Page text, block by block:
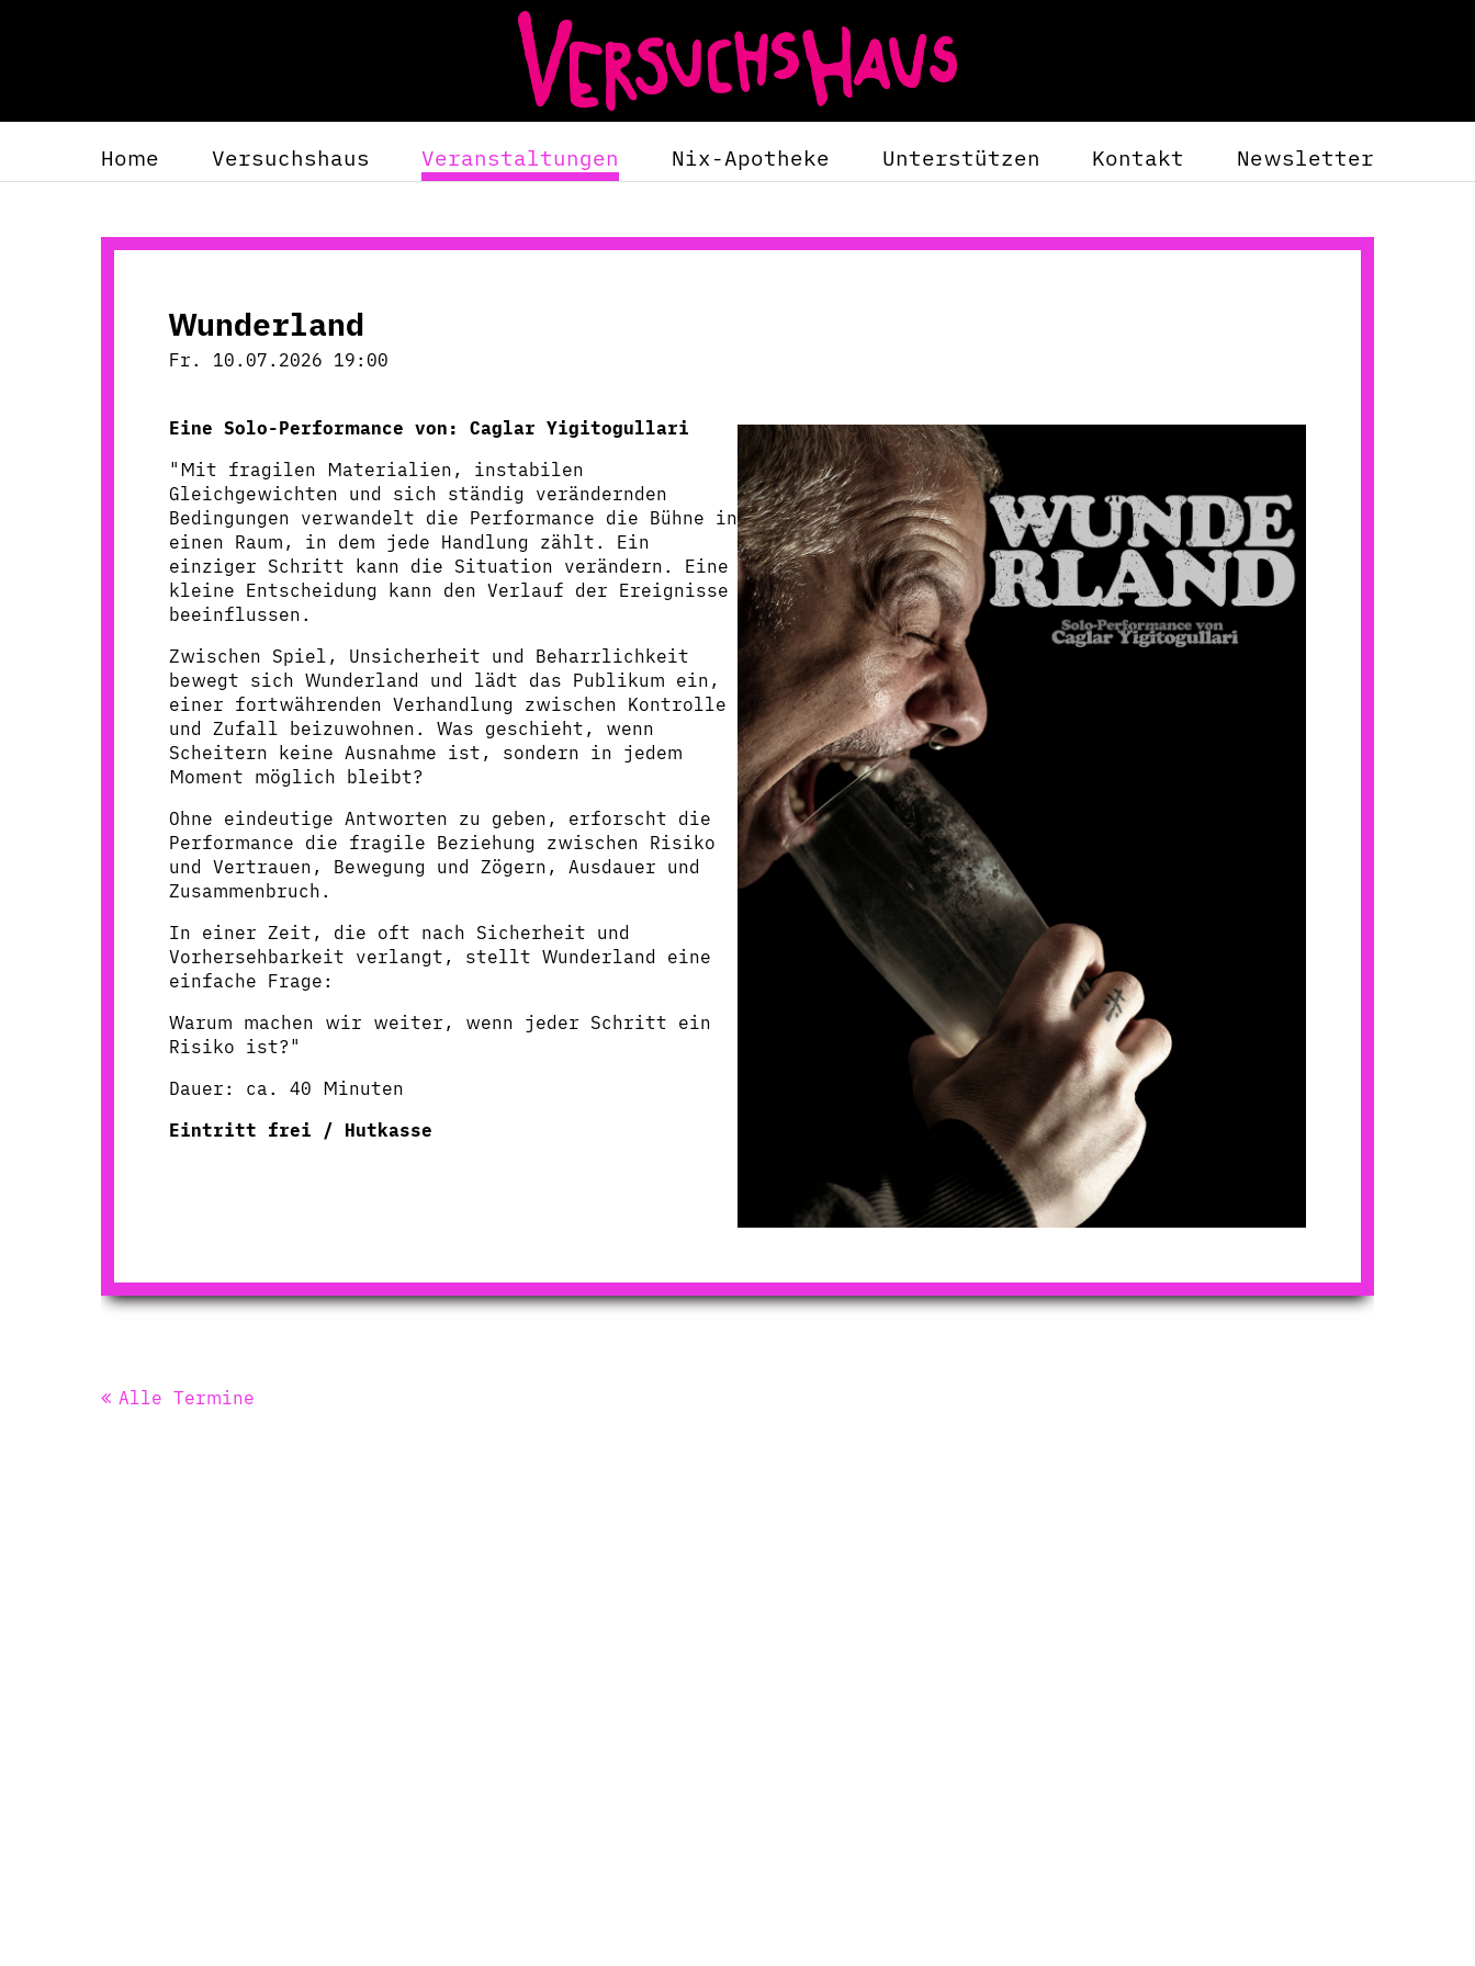
Home Versuchshaus Veranstaltungen Nix-Apotheke Unterstützen Kontakt Newsletter
Wunderland
Fr. 10.07.2026 19:00
Eine Solo-Performance von: Caglar Yigitogullari
"Mit fragilen Materialien, instabilen
Gleichgewichten und sich ständig verändernden
Bedingungen verwandelt die Performance die Bühne in
einen Raum, in dem jede Handlung zählt. Ein
einziger Schritt kann die Situation verändern. Eine
kleine Entscheidung kann den Verlauf der Ereignisse
beeinflussen.
Zwischen Spiel, Unsicherheit und Beharrlichkeit
bewegt sich Wunderland und lädt das Publikum ein,
einer fortwährenden Verhandlung zwischen Kontrolle
und Zufall beizuwohnen. Was geschieht, wenn
Scheitern keine Ausnahme ist, sondern in jedem
Moment möglich bleibt?
Ohne eindeutige Antworten zu geben, erforscht die
Performance die fragile Beziehung zwischen Risiko
und Vertrauen, Bewegung und Zögern, Ausdauer und
Zusammenbruch.
In einer Zeit, die oft nach Sicherheit und
Vorhersehbarkeit verlangt, stellt Wunderland eine
einfache Frage:
Warum machen wir weiter, wenn jeder Schritt ein
Risiko ist?"
Dauer: ca. 40 Minuten
Eintritt frei / Hutkasse
Alle Termine